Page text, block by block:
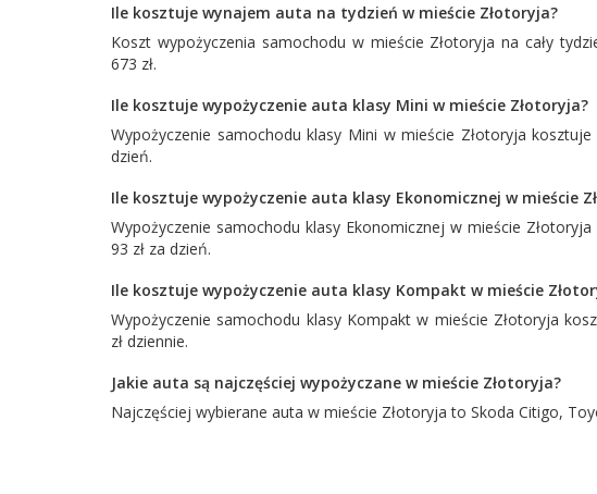
Ile kosztuje wynajem auta na tydzień w mieście Złotoryja?
Koszt wypożyczenia samochodu w mieście Złotoryja na cały
673 zł.
Ile kosztuje wypożyczenie auta klasy Mini w mieście Złotoryja?
Wypożyczenie samochodu klasy Mini w mieście Złotoryja kosztuje
dzień.
Ile kosztuje wypożyczenie auta klasy Ekonomicznej w mieście
Wypożyczenie samochodu klasy Ekonomicznej w mieście
93 zł za dzień.
Ile kosztuje wypożyczenie auta klasy Kompakt w mieście
Wypożyczenie samochodu klasy Kompakt w mieście Złotoryja
zł dziennie.
Jakie auta są najczęściej wypożyczane w mieście Złotoryja?
Najczęściej wybierane auta w mieście Złotoryja to Skoda Citigo,